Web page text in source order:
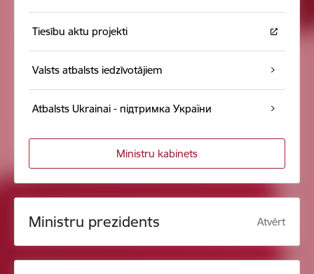
Tiesību aktu projekti
Valsts atbalsts iedzīvotājiem
Atbalsts Ukrainai - підтримка України
Ministru kabinets
Ministru prezidents Atvērt